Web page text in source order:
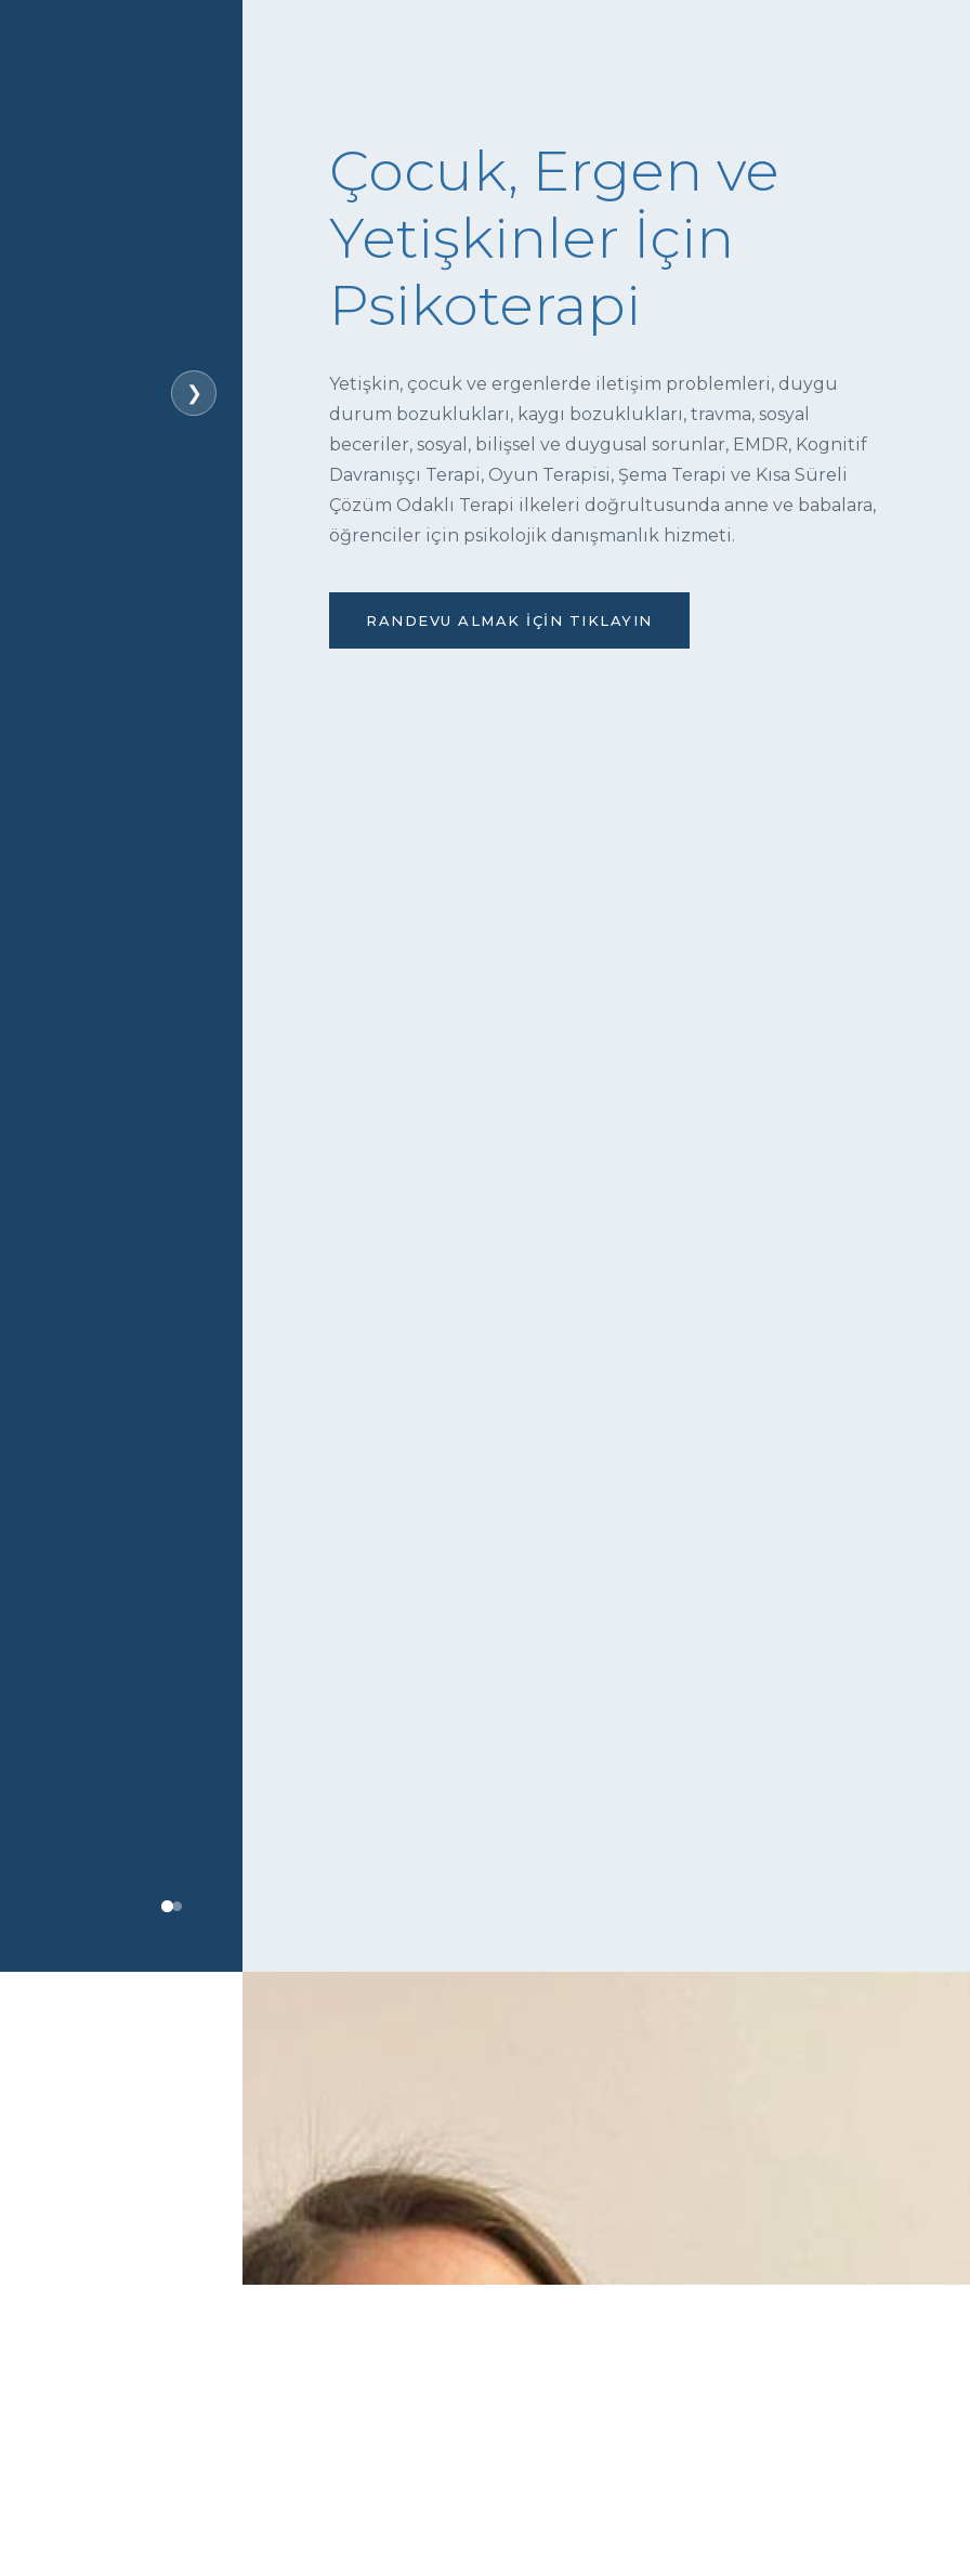
❯
Çocuk, Ergen ve
Yetişkinler İçin
Psikoterapi
Yetişkin, çocuk ve ergenlerde iletişim problemleri, duygu
durum bozuklukları, kaygı bozuklukları, travma, sosyal
beceriler, sosyal, bilişsel ve duygusal sorunlar, EMDR, Kognitif
Davranışçı Terapi, Oyun Terapisi, Şema Terapi ve Kısa Süreli
Çözüm Odaklı Terapi ilkeleri doğrultusunda anne ve babalara,
öğrenciler için psikolojik danışmanlık hizmeti.
RANDEVU ALMAK İÇIN TIKLAYIN